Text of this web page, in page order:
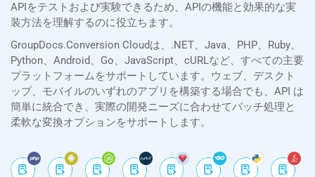
APIをテストおよび実験できるため、APIの機能と効果的な実
装方法を理解するのに役立ちます。
GroupDocs.Conversion Cloudは、.NET、Java、PHP、Ruby、
Python、Android、Go、JavaScript、cURLなど、すべての主要
プラットフォームをサポートしています。ウェブ、デスクト
ップ、モバイルのいずれのアプリを構築する場合でも、API は
簡単に統合でき、実際の開発ニーズに合わせてバッチ処理と
柔軟な変換オプションをサポートします。